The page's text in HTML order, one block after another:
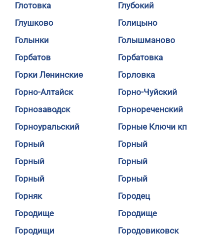
Глотовка
Глубокий
Глушково
Голицыно
Голынки
Голышманово
Горбатов
Горбатовка
Горки Ленинские
Горловка
Горно-Алтайск
Горно-Чуйский
Горнозаводск
Горнореченский
Горноуральский
Горные Ключи кп
Горный
Горный
Горный
Горный
Горный
Горный
Горняк
Городец
Городище
Городище
Городищи
Городовиковск